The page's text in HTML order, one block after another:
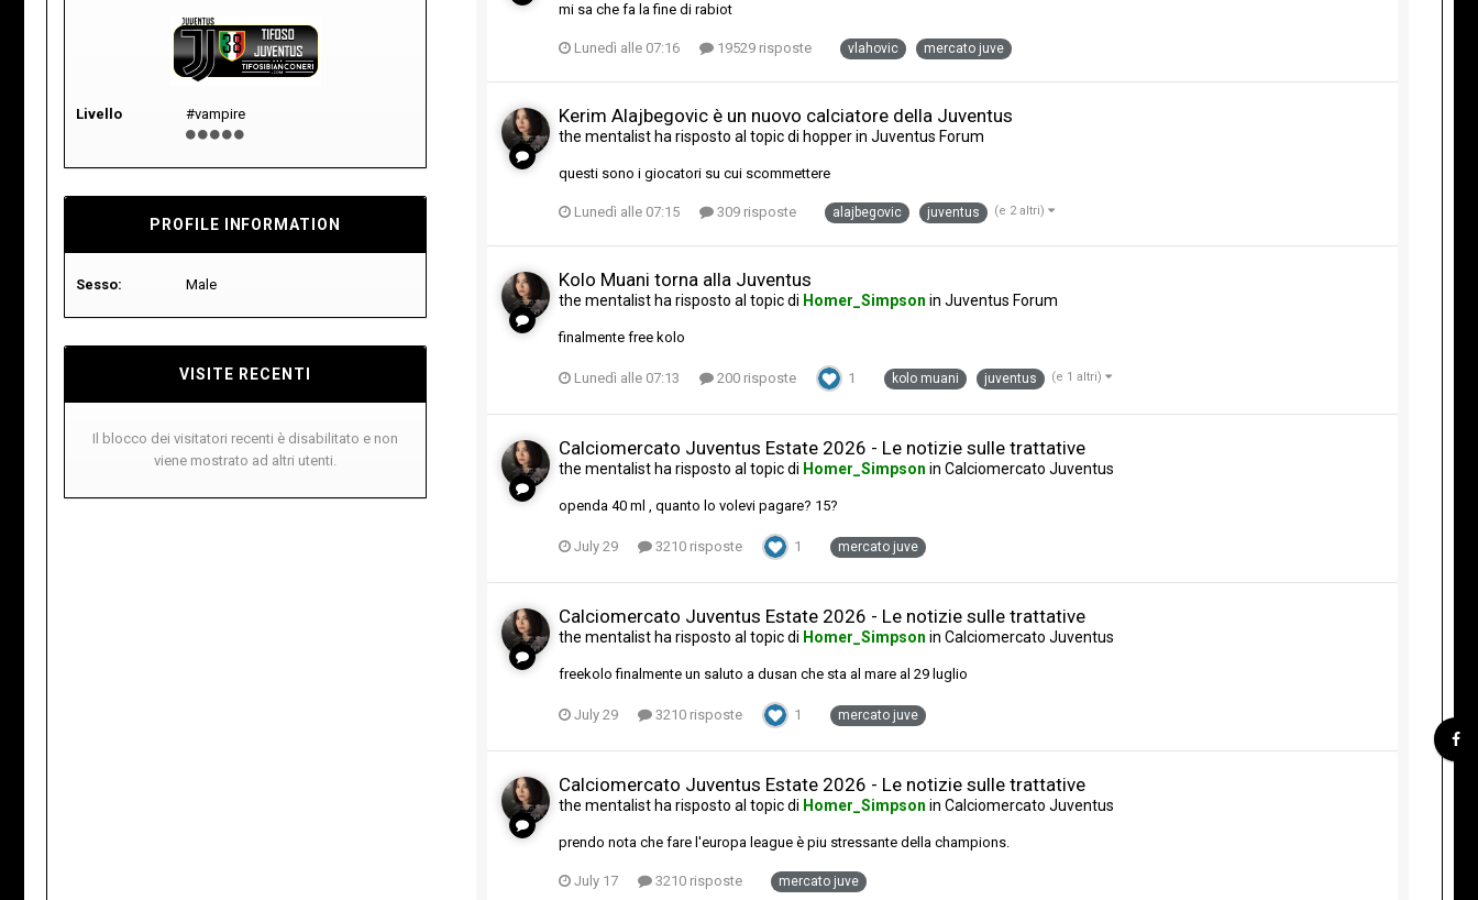
Livello #vampire
PROFILE INFORMATION
Sesso: Male
VISITE RECENTI
Il blocco dei visitatori recenti è disabilitato e non
viene mostrato ad altri utenti.
mi sa che fa la fine di rabiot
Lunedì alle 07:16 19529 risposte vlahovic mercato juve
Kerim Alajbegovic è un nuovo calciatore della Juventus
the mentalist ha risposto al topic di hopperin Juventus Forum
questi sono i giocatori su cui scommettere
Lunedì alle 07:15 309 risposte alajbegovic juventus (e 2 altri)
Kolo Muani torna alla Juventus
the mentalist ha risposto al topic di Homer_Simpson in Juventus Forum
finalmente free kolo
Lunedì alle 07:13 200 risposte 1 kolo muani juventus (e 1 altri)
Calciomercato Juventus Estate 2026 - Le notizie sulle trattative
the mentalist ha risposto al topic di Homer_Simpson in Calciomercato Juventus
openda 40 ml , quanto lo volevi pagare? 15?
July 29 3210 risposte 1 mercato juve
Calciomercato Juventus Estate 2026 - Le notizie sulle trattative
the mentalist ha risposto al topic di Homer_Simpson in Calciomercato Juventus
freekolo finalmente un saluto a dusan che sta al mare al 29 luglio
July 29 3210 risposte 1 mercato juve
Calciomercato Juventus Estate 2026 - Le notizie sulle trattative
the mentalist ha risposto al topic di Homer_Simpson in Calciomercato Juventus
prendo nota che fare l'europa league è piu stressante della champions.
July 17 3210 risposte mercato juve